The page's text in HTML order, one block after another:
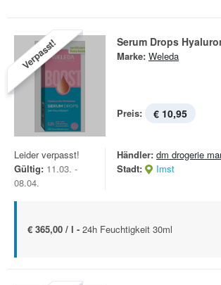
Verpasst! Serum Drops
Marke: Weleda
Preis: € 10,95
Leider verpasst!
Gültig: 11.03. -
08.04.
Händler: dm drogerie
Stadt:
Imst
€ 365,00 / l - 24h Feuchtigkeit 30ml